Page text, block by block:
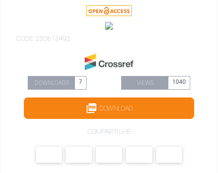
CODE: 230613492
DOWNLOADS 7 VIEWS 1040
DOWNLOAD
COMPARTILHE